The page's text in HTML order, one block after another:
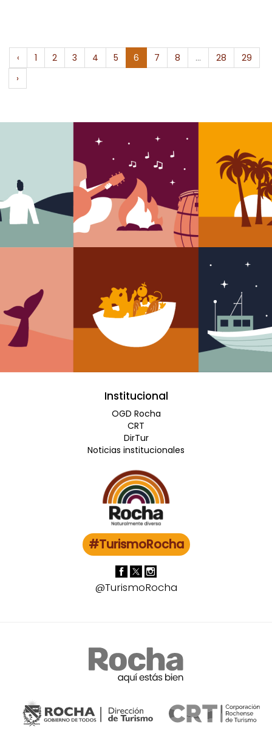
‹ 1 2 3 4 5 6 7 8 ... 28
29
›
Institucional
OGD Rocha
CRT
DirTur
Noticias institucionales
#TurismoRocha
@TurismoRocha